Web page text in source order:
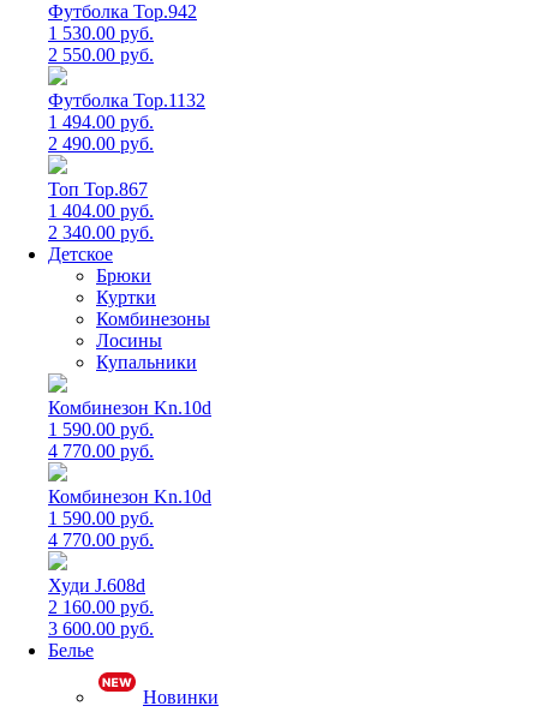
Футболка Top.942
1 530.00 руб.
2 550.00 руб.
Футболка Top.1132
1 494.00 руб.
2 490.00 руб.
Топ Top.867
1 404.00 руб.
2 340.00 руб.
Детское
Брюки
Куртки
Комбинезоны
Лосины
Купальники
Комбинезон Kn.10d
1 590.00 руб.
4 770.00 руб.
Комбинезон Kn.10d
1 590.00 руб.
4 770.00 руб.
Худи J.608d
2 160.00 руб.
3 600.00 руб.
Белье
Новинки